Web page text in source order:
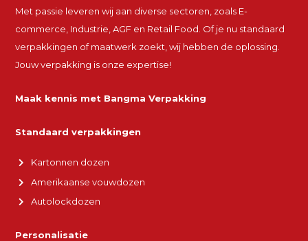
Met passie leveren wij aan diverse sectoren, zoals E-
commerce, Industrie, AGF en Retail Food. Of je nu standaard
verpakkingen of maatwerk zoekt, wij hebben de oplossing.
Jouw verpakking is onze expertise!
Maak kennis met Bangma Verpakking
Standaard verpakkingen
Kartonnen dozen
Amerikaanse vouwdozen
Autolockdozen
Personalisatie